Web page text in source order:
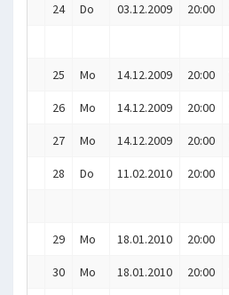
24 Do 03.12.2009 20:00
25 Mo 14.12.2009 20:00
26 Mo 14.12.2009 20:00
27 Mo 14.12.2009 20:00
28 Do 11.02.2010 20:00
29 Mo 18.01.2010 20:00
30 Mo 18.01.2010 20:00